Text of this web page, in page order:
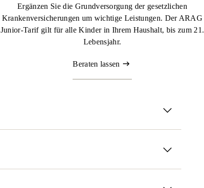
Ergänzen Sie die Grundversorgung der gesetzlichen
Krankenversicherungen um wichtige Leistungen. Der ARAG
Junior-Tarif gilt für alle Kinder in Ihrem Haushalt, bis zum 21.
Lebensjahr.
Beraten lassen